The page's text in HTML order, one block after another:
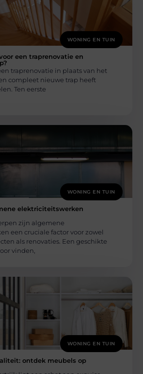
WONING EN TUIN
een traprenovatie en
traprenovatie in plaats van het
compleet nieuwe trap heeft
Ten eerste
WONING EN TUIN
elektriciteitswerken
zijn algemene
een cruciale factor voor zowel
als renovaties. Een geschikte
vinden,
WONING EN TUIN
ontdek meubels op